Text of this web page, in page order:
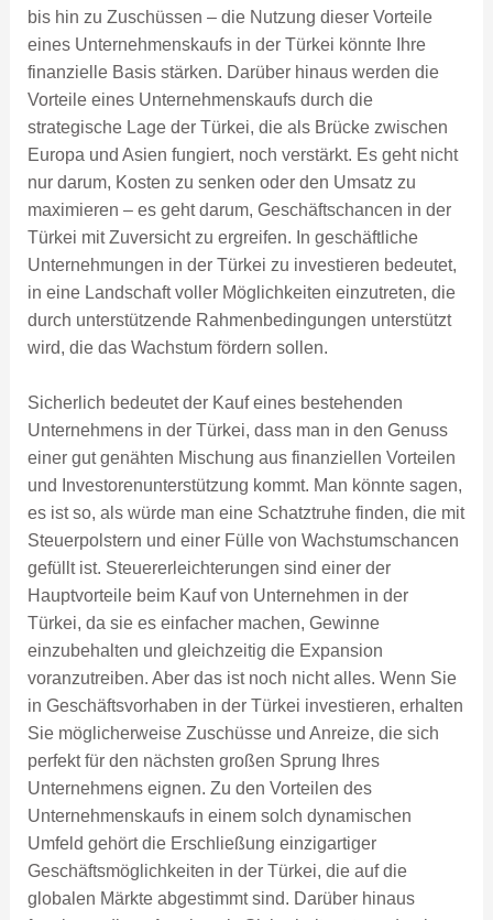
bis hin zu Zuschüssen – die Nutzung dieser Vorteile
eines Unternehmenskaufs in der Türkei könnte Ihre
finanzielle Basis stärken. Darüber hinaus werden die
Vorteile eines Unternehmenskaufs durch die
strategische Lage der Türkei, die als Brücke zwischen
Europa und Asien fungiert, noch verstärkt. Es geht nicht
nur darum, Kosten zu senken oder den Umsatz zu
maximieren – es geht darum, Geschäftschancen in der
Türkei mit Zuversicht zu ergreifen. In geschäftliche
Unternehmungen in der Türkei zu investieren bedeutet,
in eine Landschaft voller Möglichkeiten einzutreten, die
durch unterstützende Rahmenbedingungen unterstützt
wird, die das Wachstum fördern sollen.
Sicherlich bedeutet der Kauf eines bestehenden
Unternehmens in der Türkei, dass man in den Genuss
einer gut genähten Mischung aus finanziellen Vorteilen
und Investorenunterstützung kommt. Man könnte sagen,
es ist so, als würde man eine Schatztruhe finden, die mit
Steuerpolstern und einer Fülle von Wachstumschancen
gefüllt ist. Steuererleichterungen sind einer der
Hauptvorteile beim Kauf von Unternehmen in der
Türkei, da sie es einfacher machen, Gewinne
einzubehalten und gleichzeitig die Expansion
voranzutreiben. Aber das ist noch nicht alles. Wenn Sie
in Geschäftsvorhaben in der Türkei investieren, erhalten
Sie möglicherweise Zuschüsse und Anreize, die sich
perfekt für den nächsten großen Sprung Ihres
Unternehmens eignen. Zu den Vorteilen des
Unternehmenskaufs in einem solch dynamischen
Umfeld gehört die Erschließung einzigartiger
Geschäftsmöglichkeiten in der Türkei, die auf die
globalen Märkte abgestimmt sind. Darüber hinaus